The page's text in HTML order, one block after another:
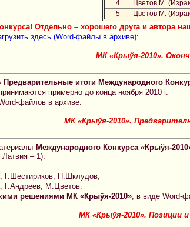
4
Цветов М.
5
Цветов М.
Отдельно – хорошего друга и автора
здесь (Word-файлы в архиве):
МК «Крыўя-2010».
Предварительные итоги Международного
примерно до конца ноября 2010 г.
файлов в архиве:
МК «Крыўя-2010».
Международного Конкурса «Крыўя-
– 1).
П.Шклудов;
Г.Андреев, М.Цветов.
решениями МК «Крыўя-2010», в виде Word-
МК «Крыўя-2010». Позиции